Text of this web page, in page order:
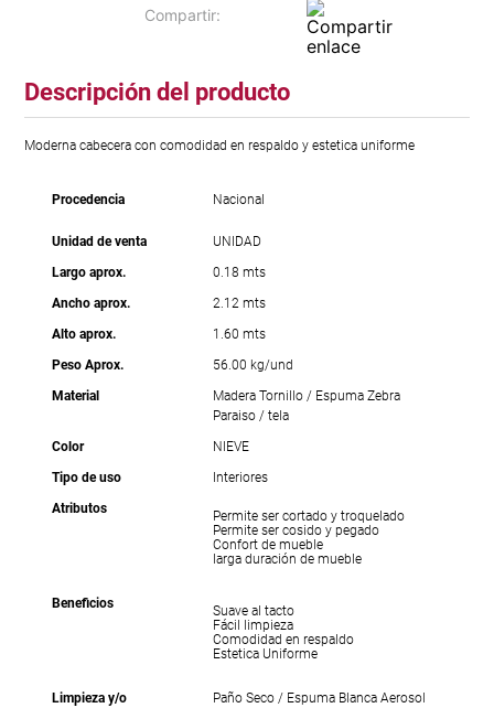
Descripción del producto
Moderna cabecera con comodidad en respaldo y estetica uniforme
Procedencia Nacional
Unidad de venta
UNIDAD
Largo aprox.
0.18 mts
Ancho aprox.
2.12 mts
Alto aprox.
1.60 mts
Peso Aprox.
56.00 kg/und
Material
Madera Tornillo / Espuma Zebra
Paraiso / tela
Color
NIEVE
Tipo de uso
Interiores
Atributos
Permite ser cortado y troquelado
Permite ser cosido y pegado
Confort de mueble
larga duración de mueble
Beneficios
Suave al tacto
Fácil limpieza
Comodidad en respaldo
Estetica Uniforme
Limpieza y/o Paño Seco / Espuma Blanca Aerosol